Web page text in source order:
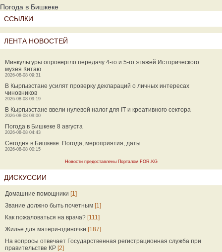
Погода в Бишкеке
ССЫЛКИ
ЛЕНТА НОВОСТЕЙ
Минкультуры опровергло передачу 4-го и 5-го этажей Исторического
музея Китаю
2026-08-08 09:31
В Кыргызстане усилят проверку деклараций о личных интересах
чиновников
2026-08-08 09:19
В Кыргызстане ввели нулевой налог для IT и креативного сектора
2026-08-08 09:00
Погода в Бишкеке 8 августа
2026-08-08 04:43
Сегодня в Бишкеке. Погода, мероприятия, даты
2026-08-08 00:15
Новости предоставлены Порталом FOR.KG
ДИСКУССИИ
Домашние помощники [1]
Звание должно быть почетным [1]
Как пожаловаться на врача? [111]
Жилье для матери-одиночки [187]
На вопросы отвечает Государственная регистрационная служба при
правительстве КР [2]